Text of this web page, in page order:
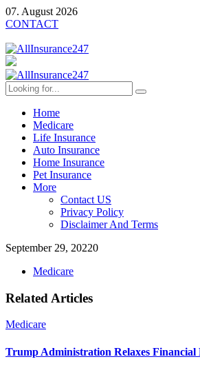
07. August 2026
CONTACT
Home
Medicare
Life Insurance
Auto Insurance
Home Insurance
Pet Insurance
More
Contact US
Privacy Policy
Disclaimer And Terms
September 29, 20220
Medicare
Related Articles
Medicare
Trump Administration Relaxes Financial